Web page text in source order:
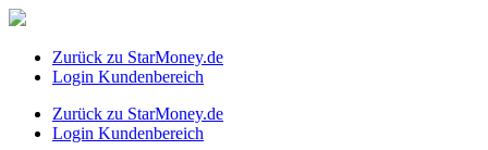
Zurück zu StarMoney.de
Login Kundenbereich
Zurück zu StarMoney.de
Login Kundenbereich